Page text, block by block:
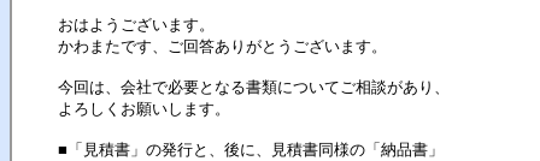
おはようございます。
かわまたです、ご回答ありがとうございます。
今回は、会社で必要となる書類についてご相談があり、
よろしくお願いします。
■「見積書」の発行と、後に、見積書同様の「納品書」